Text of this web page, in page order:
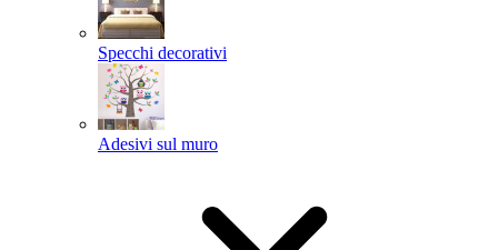
Specchi decorativi
Adesivi sul muro